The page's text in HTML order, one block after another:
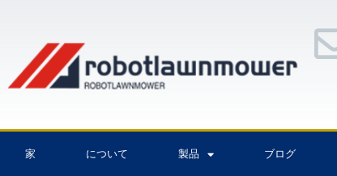
キ
プ
家 について 製品 ブログ